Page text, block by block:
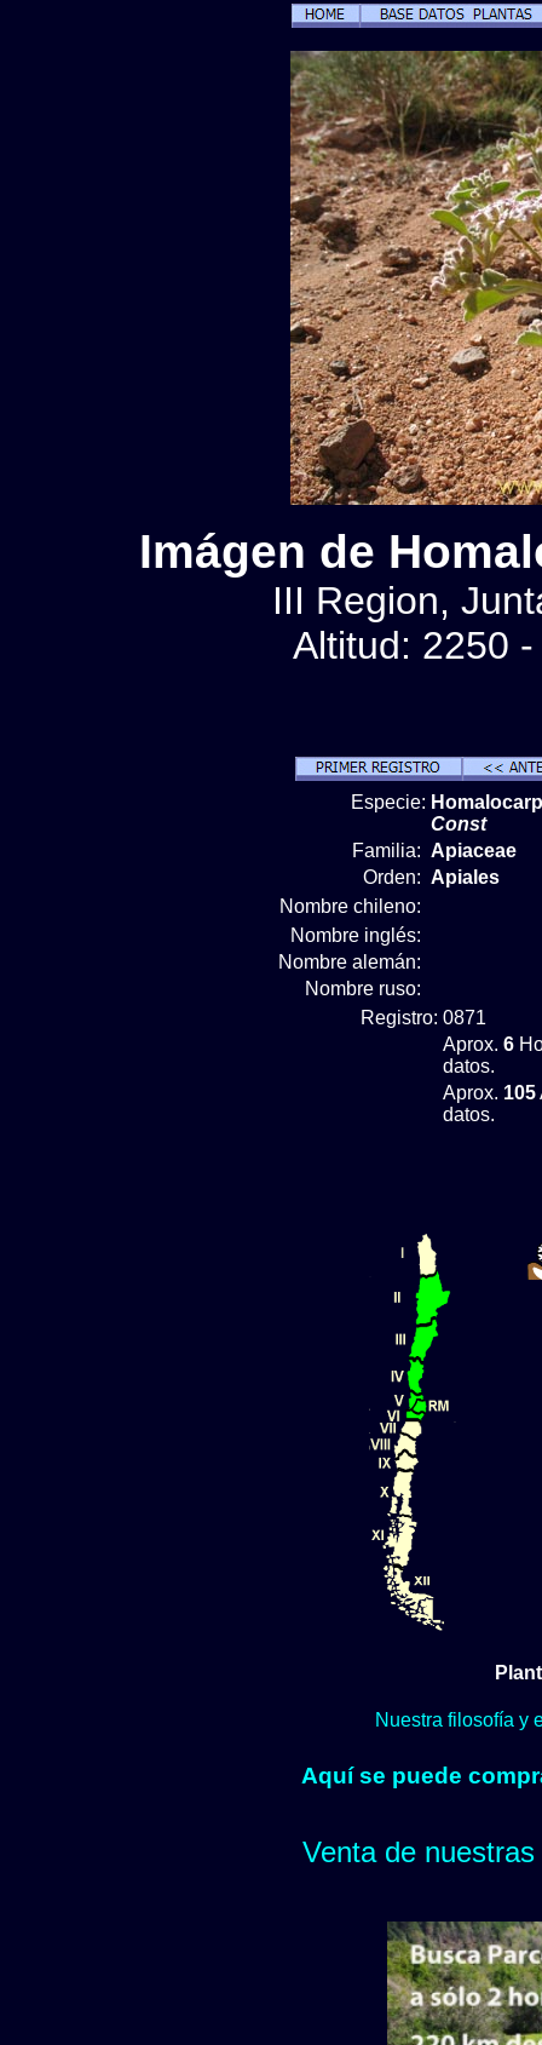
Imágen de
III Region,
Altitud: 2250
Especie:
Const
Familia: Apiaceae
Orden: Apiales
Nombre chileno:
Nombre inglés:
Nombre alemán:
Nombre ruso:
Registro: 0871
Aprox. 6
datos.
Aprox. 105
datos.
Nuestra filosofía y
Aquí se puede
Venta de